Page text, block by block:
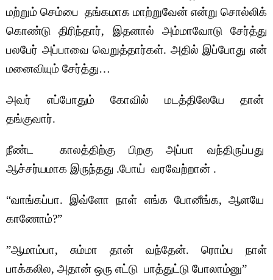
மற்றும் செம்பை தங்கமாக மாற்றுவேன் என்று சொல்லிக்
கொண்டு திரிந்தார், இதனால் அம்மாவோடு சேர்த்து
பலபேர் அப்பாவை வெறுத்தார்கள். அதில் இப்போது என்
மனைவியும் சேர்த்து…
அவர் எப்போதும் கோவில் மடத்திலேயே தான்
தங்குவார்.
நீண்ட காலத்திற்கு பிறகு அப்பா வந்திருப்பது
ஆச்சர்யமாக இருந்தது .போய் வரவேற்றான் .
“வாங்கப்பா. இவ்ளோ நாள் எங்க போனீங்க, ஆளயே
காணோம்?”
”ஆமாம்பா, சும்மா தான் வந்தேன். ரொம்ப நாள்
பாக்கலில, அதான் ஒரு எட்டு பாத்துட்டு போலாம்னு”